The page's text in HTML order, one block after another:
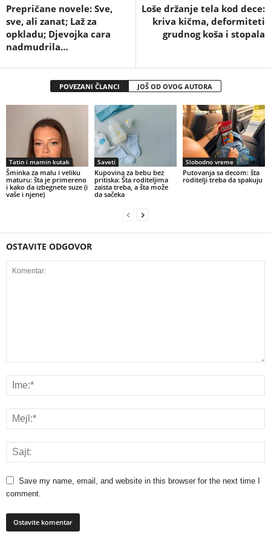
Prepričane novele: Sve,
sve, ali zanat; Laž za
opkladu; Djevojka cara
nadmudrila…
Loše držanje tela kod dece:
kriva kičma, deformiteti
grudnog koša i stopala
POVEZANI ČLANCI JOŠ OD OVOG AUTORA
Tatin i mamin kutak
Šminka za malu i veliku
maturu: šta je primereno
i kako da izbegnete suze (i
vaše i njene)
Saveti
Kupovina za bebu bez
pritiska: Šta roditeljima
zaista treba, a šta može
da sačeka
Slobodno vreme
Putovanja sa decom: šta
roditelji treba da spakuju
OSTAVITE ODGOVOR
Save my name, email, and website in this browser for the next time I
comment.